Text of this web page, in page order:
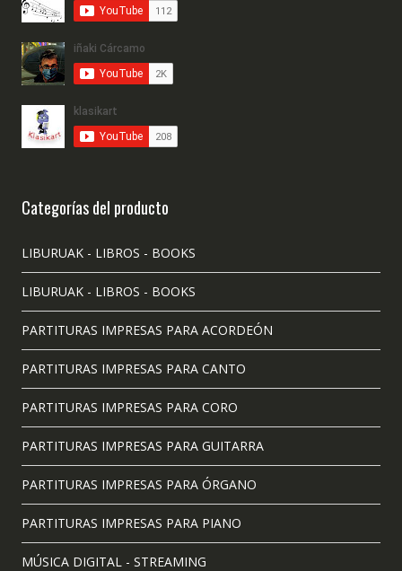
Categorías del producto
LIBURUAK - LIBROS - BOOKS
LIBURUAK - LIBROS - BOOKS
PARTITURAS IMPRESAS PARA ACORDEÓN
PARTITURAS IMPRESAS PARA CANTO
PARTITURAS IMPRESAS PARA CORO
PARTITURAS IMPRESAS PARA GUITARRA
PARTITURAS IMPRESAS PARA ÓRGANO
PARTITURAS IMPRESAS PARA PIANO
MÚSICA DIGITAL - STREAMING